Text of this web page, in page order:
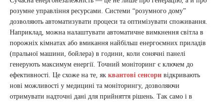
розумне управління ресурсами. Системи “розумного дому”
дозволяють автоматизувати процеси та оптимізувати споживання.
Наприклад, можна налаштувати автоматичне вимкнення світла в
порожніх кімнатах або вмикання найбільш енергоємних приладів
(пральної машини, бойлера) в години, коли сонячні панелі
генерують максимум енергії. Точний моніторинг є ключем до
ефективності. Це схоже на те, як квантові сенсори відкривають
нові можливості у медицині та моніторингу, дозволяючи
отримувати надточні дані для прийняття рішень. Так само і в